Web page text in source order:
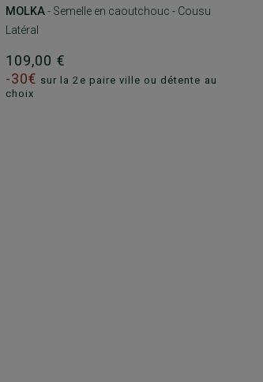
MOLKA- Semelle en caoutchouc - Cousu
Latéral
109,00 €
-30€ sur la 2e paire ville ou détente au
choix